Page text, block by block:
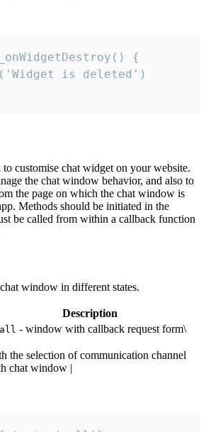
{
is deleted')
customise chat widget on your website.
the chat window behavior, and also to
the page on which the chat window is
Methods should be initiated in the
be called from within a callback function
window in different states.
Description
- window with callback request form\
the selection of communication channel
chat window |